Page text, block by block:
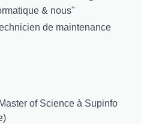
& nous"
de maintenance
of Science à Supinfo